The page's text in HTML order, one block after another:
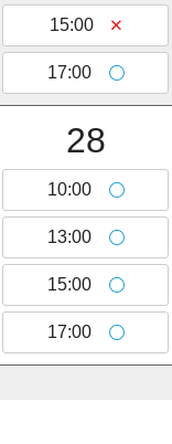
15:00
17:00
28
10:00
13:00
15:00
17:00
Facebook
Twitter
Instagram